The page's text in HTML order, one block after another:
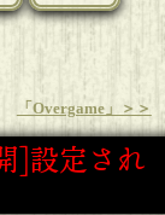
「Overgame」＞＞
]設定され